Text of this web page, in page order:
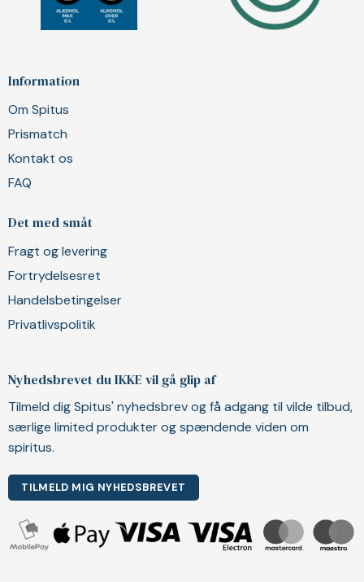
Information
Om Spitus
Prismatch
Kontakt os
FAQ
Det med småt
Fragt og levering
Fortrydelsesret
Handelsbetingelser
Privatlivspolitik
Nyhedsbrevet du IKKE vil gå glip af
Tilmeld dig Spitus' nyhedsbrev og få adgang til vilde tilbud,
særlige limited produkter og spændende viden om
spiritus.
TILMELD MIG NYHEDSBREVET